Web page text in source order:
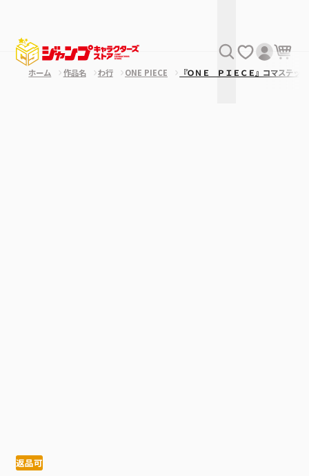
ホーム 作品名 わ行 ONE PIECE 『ＯＮＥ ＰＩＥＣＥ』コマステ
返品可